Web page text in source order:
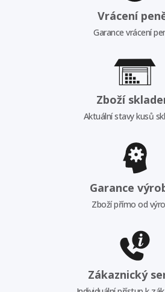
Vrácení
Garance vrácení
Zboží
Aktuální stavy kusů
Garance
Zboží přímo od
Zákaznický